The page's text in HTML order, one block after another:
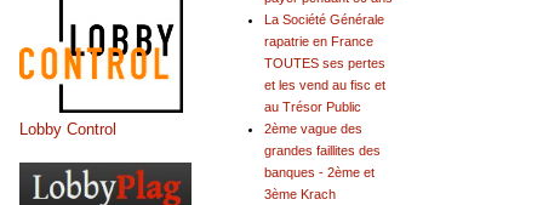
La Société Générale
rapatrie en France
TOUTES ses pertes
et les vend au fisc et
au Trésor Public
2ème vague des
grandes faillites des
banques - 2ème et
3ème Krach
Lobby Control